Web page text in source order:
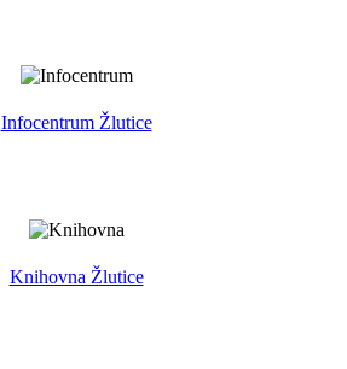
Infocentrum Žlutice
Knihovna Žlutice